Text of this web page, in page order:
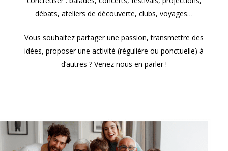
débats, ateliers de découverte, clubs, voyages…
Vous souhaitez partager une passion, transmettre des
idées, proposer une activité (régulière ou ponctuelle) à
d’autres ? Venez nous en parler !